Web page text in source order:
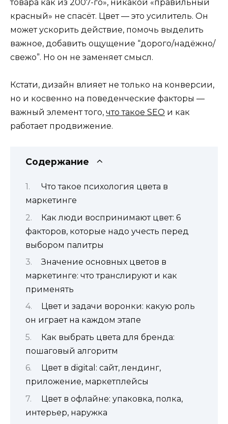
товара как из 2007-го», никакой «правильный
красный» не спасёт. Цвет — это усилитель. Он
может ускорить действие, помочь выделить
важное, добавить ощущение “дорого/надёжно/
свежо”. Но он не заменяет смысл.
Кстати, дизайн влияет не только на конверсии,
но и косвенно на поведенческие факторы —
важный элемент того, что такое SEO и как
работает продвижение.
Содержание
Что такое психология цвета в
маркетинге
Как люди воспринимают цвет: 6
факторов, которые надо учесть перед
выбором палитры
Значение основных цветов в
маркетинге: что транслируют и как
применять
Цвет и задачи воронки: какую роль
он играет на каждом этапе
Как выбрать цвета для бренда:
пошаговый алгоритм
Цвет в digital: сайт, лендинг,
приложение, маркетплейсы
Цвет в офлайне: упаковка, полка,
интерьер, наружка